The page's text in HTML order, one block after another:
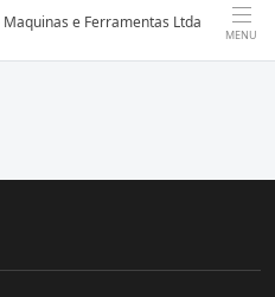
e Ferramentas Ltda
MENU